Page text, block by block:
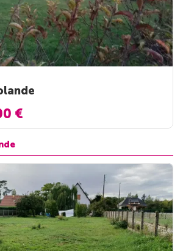
€